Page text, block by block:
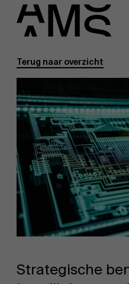
Programma's
Full-time programma's
Part-time programma's
Programma's op maat
Faculty
Terug naar overzicht
Strategische